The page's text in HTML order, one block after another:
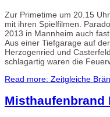
Zur Primetime um 20.15
mit ihren Spielfilmen.
2013 in Mannheim auch
Aus einer Tiefgarage auf
Herzogenried und
schlagartig waren die
Read more: Zeitgleiche
Misthaufenbrand